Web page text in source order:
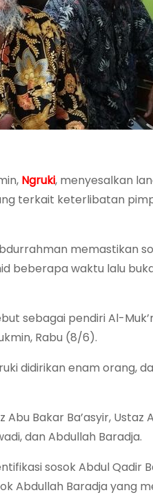
Ngruki, menyesalkan
terkait keterlibatan
memastikan
beberapa waktu lalu
sebagai pendiri Al-
Rabu (8/6).
didirikan enam orang,
Bakar Ba’asyir, Ustaz
dan Abdullah Baradja.
sosok Abdul Qadir
Abdullah Baradja yang